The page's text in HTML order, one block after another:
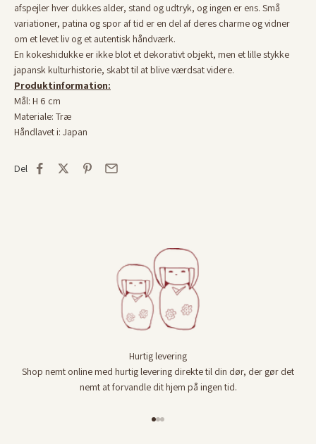
afspejler hver dukkes alder, stand og udtryk, og ingen er ens. Små
variationer, patina og spor af tid er en del af deres charme og vidner
om et levet liv og et autentisk håndværk.
En kokeshidukke er ikke blot et dekorativt objekt, men et lille stykke
japansk kulturhistorie, skabt til at blive værdsat videre.
Produktinformation:
Mål: H 6 cm
Materiale: Træ
Håndlavet i: Japan
Del
Hurtig levering
Shop nemt online med hurtig levering direkte til din dør, der gør det
nemt at forvandle dit hjem på ingen tid.